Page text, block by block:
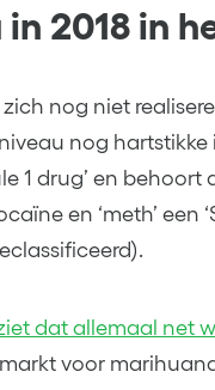
2018 in
nog niet
nog
1 drug’ en
en ‘meth’ een
dat allemaal net
voor